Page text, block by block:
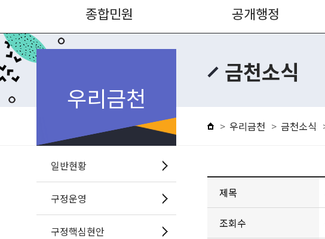
종합민원 공개행정
우리금천
일반현황
구정운영
구정핵심현안
금천소식
우리금천 금천소식
제목
조회수